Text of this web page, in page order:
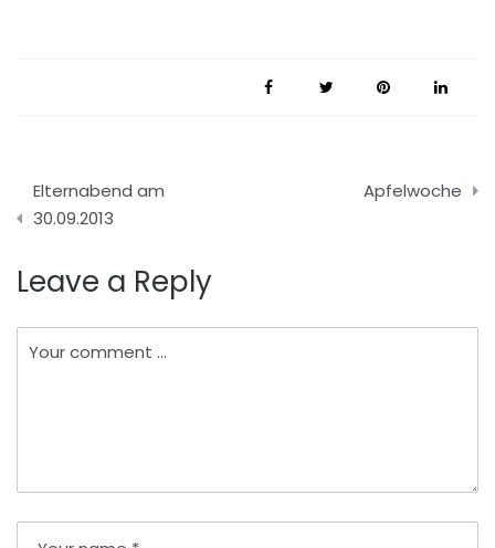
Beitragsnavigation
Elternabend am
30.09.2013
Apfelwoche
Leave a Reply